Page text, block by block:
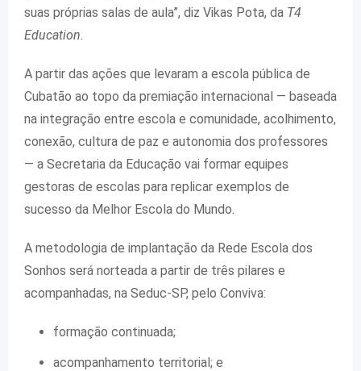
suas próprias salas de aula”, diz Vikas Pota, da T4
Education.
A partir das ações que levaram a escola pública de
Cubatão ao topo da premiação internacional — baseada
na integração entre escola e comunidade, acolhimento,
conexão, cultura de paz e autonomia dos professores
— a Secretaria da Educação vai formar equipes
gestoras de escolas para replicar exemplos de
sucesso da Melhor Escola do Mundo.
A metodologia de implantação da Rede Escola dos
Sonhos será norteada a partir de três pilares e
acompanhadas, na Seduc-SP, pelo Conviva:
formação continuada;
acompanhamento territorial; e